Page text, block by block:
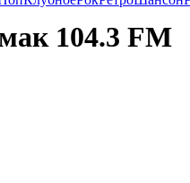
104.3 FM